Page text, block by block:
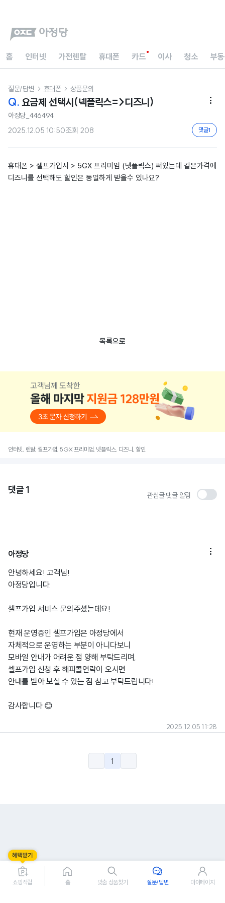
홈 인터넷 가전렌탈 휴대폰 카드 이사 청소 부
질문/답변  휴대폰  상품문의
Q. 요금제 선택시(넥플릭스=>디즈니) 
아정당_446494
2025.12.05 10:50조회 208 댓글1
휴대폰 > 셀프가입시 > 5GX 프리미엄 (넷플릭스) 써있는데 같은가격에
디즈니를 선택해도 할인은 동일하게 받을수 있나요?
목록으로
인터넷, 렌탈, 셀프가입, 5GX 프리미엄, 넷플릭스, 디즈니, 할인
댓글 1 관심글 댓글 알림
아정당 
안녕하세요! 고객님!
아정당입니다.
셀프가입 서비스 문의주셨는데요!
현재 운영중인 셀프가입은 아정당에서
자체적으로 운영하는 부분이 아니다보니
모바일 안내가 어려운 점 양해 부탁드리며,
셀프가입 신청 후 해피콜연락이 오시면
안내를 받아 보실 수 있는 점 참고 부탁드립니다!
감사합니다 😊
2025.12.05 11:28
1
쇼핑적립 홈 맞춤 상품찾기 질문/답변 마이페이지